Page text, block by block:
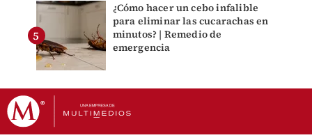
¿Cómo hacer un cebo infalible
para eliminar las cucarachas en
minutos? | Remedio de
emergencia